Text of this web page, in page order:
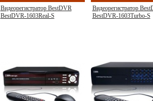
Видеорегистратор BestDVR
BestDVR-1603Real-S
Видеорегистратор
BestDVR-1603Turbo-S